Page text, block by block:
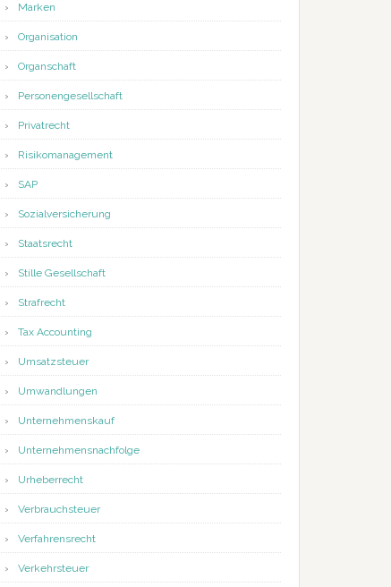
Marken
Organisation
Organschaft
Personengesellschaft
Privatrecht
Risikomanagement
SAP
Sozialversicherung
Staatsrecht
Stille Gesellschaft
Strafrecht
Tax Accounting
Umsatzsteuer
Umwandlungen
Unternehmenskauf
Unternehmensnachfolge
Urheberrecht
Verbrauchsteuer
Verfahrensrecht
Verkehrsteuer